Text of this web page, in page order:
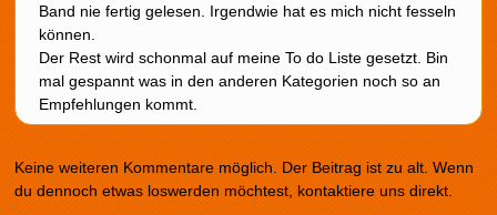
Band nie fertig gelesen. Irgendwie hat es mich nicht fesseln
können.
Der Rest wird schonmal auf meine To do Liste gesetzt. Bin
mal gespannt was in den anderen Kategorien noch so an
Empfehlungen kommt.
Keine weiteren Kommentare möglich. Der Beitrag ist zu alt. Wenn
du dennoch etwas loswerden möchtest, kontaktiere uns direkt.